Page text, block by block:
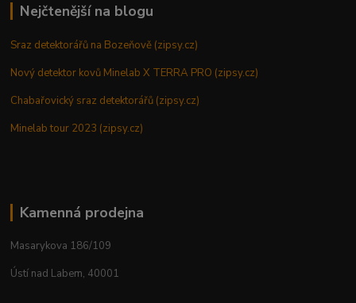
Nejčtenější na blogu
Sraz detektorářů na Bozeňově (zipsy.cz)
Nový detektor kovů Minelab X TERRA PRO (zipsy.cz)
Chabařovický sraz detektorářů (zipsy.cz)
Minelab tour 2023 (zipsy.cz)
Kamenná prodejna
Masarykova 186/109
Ústí nad Labem, 40001